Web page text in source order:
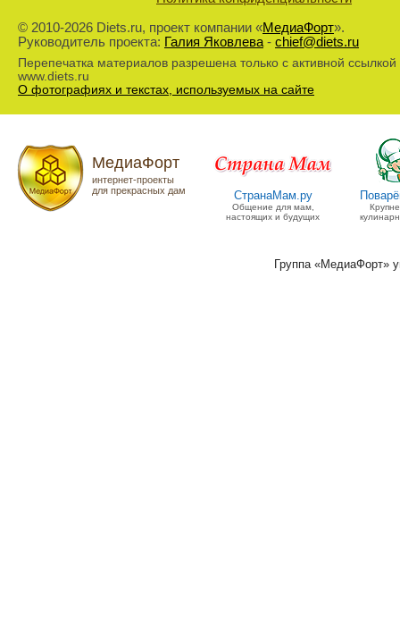
© 2010-2026 Diets.ru, проект компании «МедиаФорт».
Руководитель проекта: Галия Яковлева - chief@diets.ru
Перепечатка материалов разрешена только с активной ссылкой
www.diets.ru
О фотографиях и текстах, используемых на сайте
МедиаФорт
интернет-проекты
для прекрасных дам
СтранаМам.ру
Общение для мам,
настоящих и будущих
Группа «МедиаФорт»